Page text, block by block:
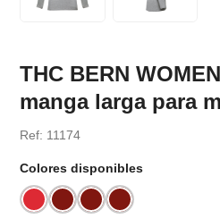
THC BERN
manga larga para
Ref: 11174
Colores disponibles